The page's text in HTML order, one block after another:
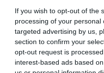
If you wish to opt-out of the
processing of your
targeted advertising by us,
section to confirm your
opt-out request is
interest-based ads based
φιλανθρωπικής
UK, η ιδέα
ευαισθητοποίησης
αλκοόλ. Σήμερα, ο
απλώς τάση ευεξίας: